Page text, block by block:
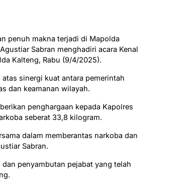
penuh makna terjadi di Mapolda
Sabran menghadiri acara Kenal
Kalteng, Rabu (9/4/2025).
sinergi kuat antara pemerintah
dan keamanan wilayah.
penghargaan kepada Kapolres
seberat 33,8 kilogram.
dalam memberantas narkoba dan
Sabran.
penyambutan pejabat yang telah